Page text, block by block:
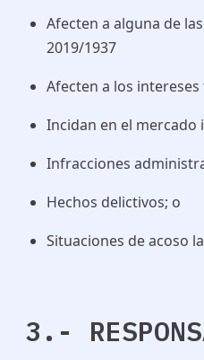
Afecten a alguna de
2019/1937
Afecten a los
Incidan en el mercado
Infracciones
Hechos delictivos; o
Situaciones de acoso
3.-